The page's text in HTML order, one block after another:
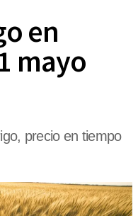
en
mayo
precio en tiempo